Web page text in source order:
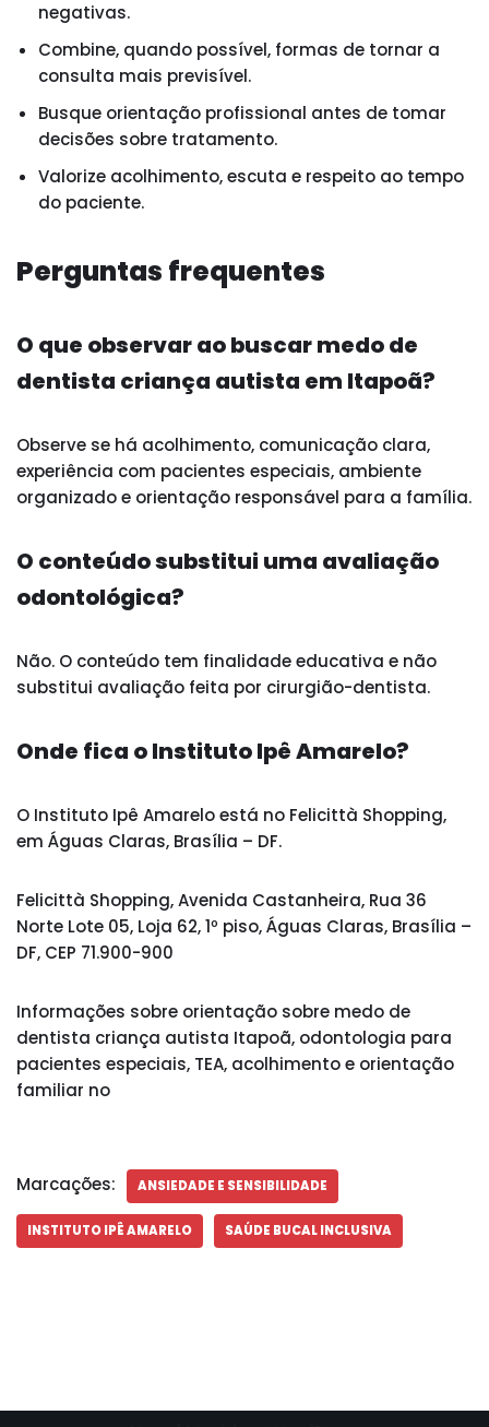
negativas.
Combine, quando possível, formas de tornar a
consulta mais previsível.
Busque orientação profissional antes de tomar
decisões sobre tratamento.
Valorize acolhimento, escuta e respeito ao tempo
do paciente.
Perguntas frequentes
O que observar ao buscar medo de
dentista criança autista em Itapoã?
Observe se há acolhimento, comunicação clara,
experiência com pacientes especiais, ambiente
organizado e orientação responsável para a família.
O conteúdo substitui uma avaliação
odontológica?
Não. O conteúdo tem finalidade educativa e não
substitui avaliação feita por cirurgião-dentista.
Onde fica o Instituto Ipê Amarelo?
O Instituto Ipê Amarelo está no Felicittà Shopping,
em Águas Claras, Brasília – DF.
Felicittà Shopping, Avenida Castanheira, Rua 36
Norte Lote 05, Loja 62, 1º piso, Águas Claras, Brasília –
DF, CEP 71.900-900
Informações sobre orientação sobre medo de
dentista criança autista Itapoã, odontologia para
pacientes especiais, TEA, acolhimento e orientação
familiar no
Marcações: ANSIEDADE E SENSIBILIDADE
INSTITUTO IPÊ AMARELO SAÚDE BUCAL INCLUSIVA